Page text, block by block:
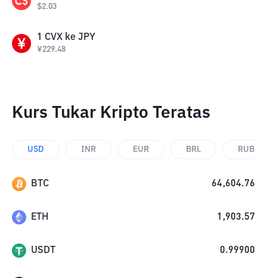
$2.03
1 CVX ke JPY
¥229.48
Kurs Tukar Kripto Teratas
USD INR EUR BRL RUB
BTC 64,604.76
ETH 1,903.57
USDT 0.99900